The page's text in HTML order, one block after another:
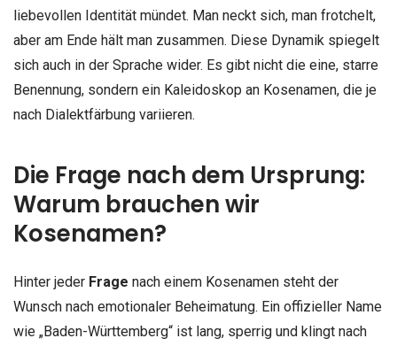
liebevollen Identität mündet. Man neckt sich, man frotchelt,
aber am Ende hält man zusammen. Diese Dynamik spiegelt
sich auch in der Sprache wider. Es gibt nicht die eine, starre
Benennung, sondern ein Kaleidoskop an Kosenamen, die je
nach Dialektfärbung variieren.
Die Frage nach dem Ursprung:
Warum brauchen wir
Kosenamen?
Hinter jeder Frage nach einem Kosenamen steht der
Wunsch nach emotionaler Beheimatung. Ein offizieller Name
wie „Baden-Württemberg“ ist lang, sperrig und klingt nach